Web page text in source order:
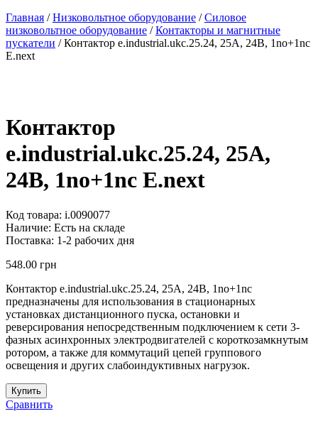
Главная /Низковольтное оборудование /Силовое
низковольтное оборудование /Контакторы и магнитные
пускатели / Контактор e.industrial.ukc.25.24, 25A, 24В, 1no+1nc
E.next
Контактор
e.industrial.ukc.25.24, 25A,
24В, 1no+1nc E.next
Код товара: i.0090077
Наличие: Есть на складе
Поставка: 1-2 рабочих дня
548.00 грн
Контактор e.industrial.ukc.25.24, 25A, 24В, 1no+1nc
предназначены для использования в стационарных
установках дистанционного пуска, остановки и
реверсирования непосредственным подключением к сети 3-
фазных асинхронных электродвигателей с короткозамкнутым
ротором, а также для коммутаций цепей группового
освещения и других слабоиндуктивных нагрузок.
Купить
Сравнить